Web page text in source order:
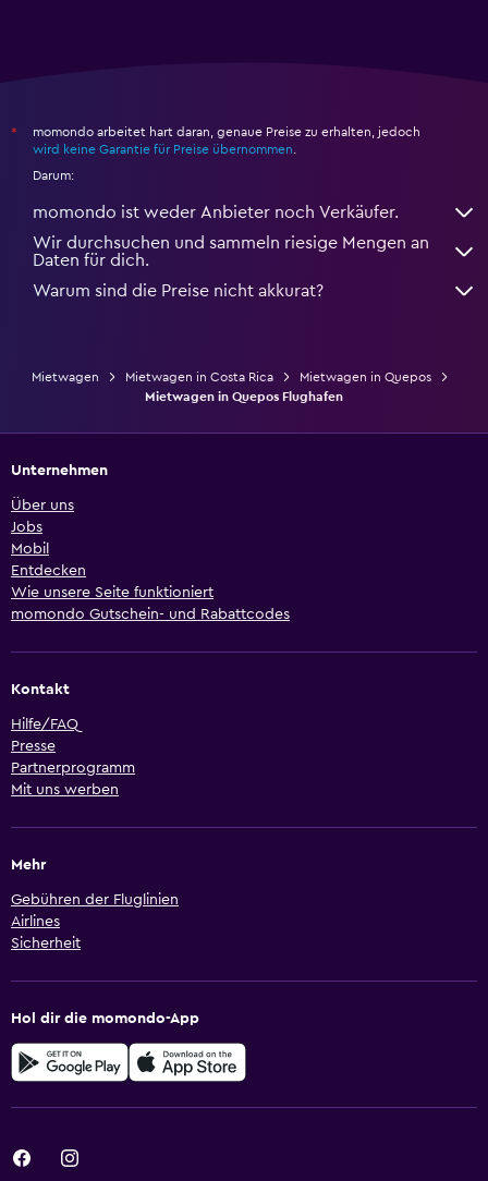
*
momondo arbeitet hart daran, genaue Preise zu erhalten, jedoch
wird keine Garantie für Preise übernommen.
Darum:
momondo ist weder Anbieter noch Verkäufer.
Wir durchsuchen und sammeln riesige Mengen an
Daten für dich.
Warum sind die Preise nicht akkurat?
Mietwagen Mietwagen in Costa Rica
Mietwagen in Quepos
Mietwagen in Quepos Flughafen
Unternehmen
Über uns
Jobs
Mobil
Entdecken
Wie unsere Seite funktioniert
momondo Gutschein- und Rabattcodes
Kontakt
Hilfe/FAQ
Presse
Partnerprogramm
Mit uns werben
Mehr
Gebühren der Fluglinien
Airlines
Sicherheit
Hol dir die momondo-App